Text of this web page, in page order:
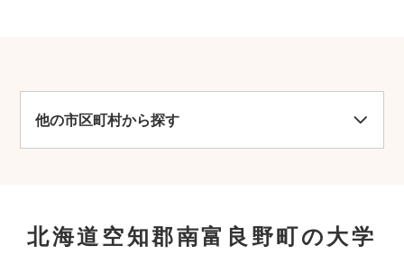
他の市区町村から探す
北海道空知郡南富良野町の大学